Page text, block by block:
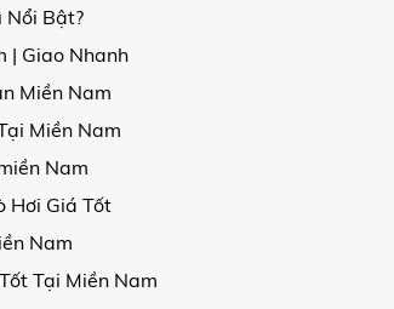
Nổi Bật?
| Giao Nhanh
Miền Nam
Miền Nam
Nam
Hơi Giá Tốt
Nam
Tại Miền Nam